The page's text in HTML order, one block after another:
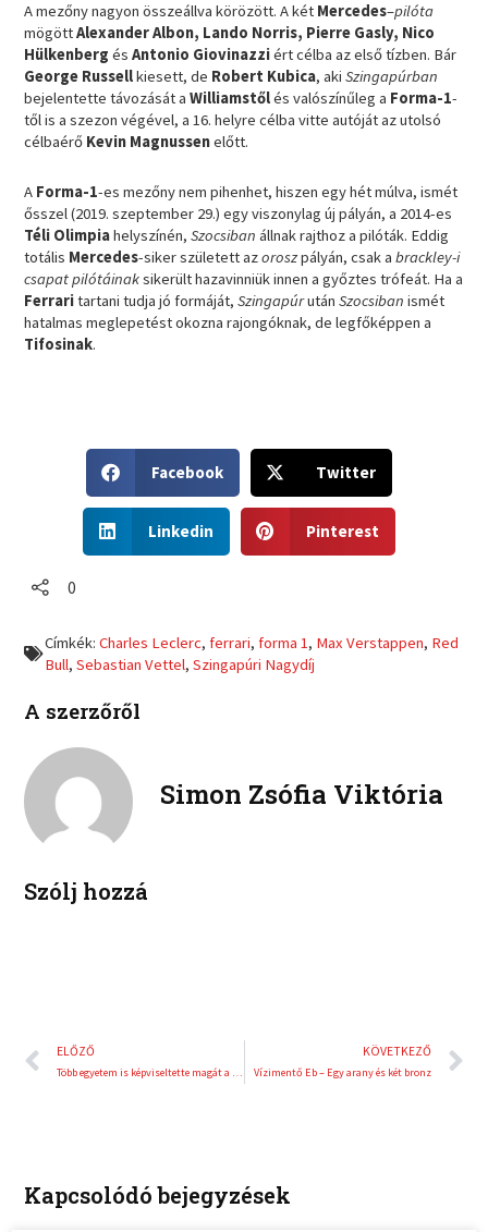
A mezőny nagyon összeállva körözött. A két Mercedes–pilóta
mögöttAlexander Albon, Lando Norris, Pierre Gasly, Nico
Hülkenberg ésAntonio Giovinazziért célba az első tízben. Bár
George Russellkiesett, de Robert Kubica, akiSzingapúrban
bejelentette távozását aWilliamstőlés valószínűleg a Forma-1-
től is a szezon végével, a 16. helyre célba vitte autóját az utolsó
célbaérő Kevin Magnussenelőtt.
A Forma-1-es mezőny nem pihenhet, hiszen egy hét múlva, ismét
ősszel (2019. szeptember 29.) egy viszonylag új pályán, a 2014-es
Téli Olimpiahelyszínén,Szocsiban állnak rajthoz a pilóták. Eddig
totális Mercedes-siker született azoroszpályán, csak abrackley-i
csapat pilótáinaksikerült hazavinniük innen a győztes trófeát. Ha a
Ferraritartani tudja jó formáját,SzingapúrutánSzocsiban ismét
hatalmas meglepetést okozna rajongóknak, de legfőképpen a
Tifosinak.
h
a
r
o
k
Facebook
h
a
Twitter
h
a
n
l
n
e
Linkedin
h
a
n
p
e
Pinterest
0
Címkék:Charles Leclerc,ferrari,forma 1 , Max Verstappen, Red
Bull,Sebastian Vettel,Szingapúri Nagydíj
A szerzőről
Simon Zsófia Viktória
Szólj hozzá
Előző
ELŐZŐ KÖVETKEZŐ
Vízimentő Eb – Egy arany és két bronz
Kapcsolódó bejegyzések